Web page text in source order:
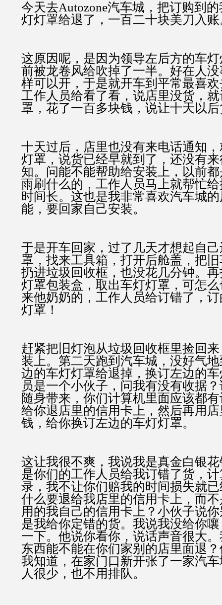
今天去Autozone汽车城，把订购到
灯灯罩给退了，一百二十块美刀入
这原因呢，是因为领导左后方的车
前被龙卷风给吹掉了一半。好在人
样可以开，于是就开车到平常最喜
工作人员给看了看，说店里没货，
罩，花了一百多块钱，说让十天以
十天过后，店里也没有来电话通知
灯罩，说货已经早就到了，还没有
知。问能不能帮助给安装上，以前
雨刷什么的，工作人员马上就帮忙
时间长。这也是我非常喜欢汽车城
能，要回家自己安装。
于是开车回家，过了几天才想起自
罩，找来工具箱，打开后舱盖，把
扔进垃圾回收框，也没花几分钟。
灯罩包装盒，取出车灯灯罩，可怎
来他奶奶的，工作人员给订错了，
灯罩！
赶紧把旧灯泡从垃圾回收框里捡回
装上。第二天跑到汽车城，没好气
边的车灯灯罩给退掉，换订左边的
员是一个小伙子，问我有没有收据
随身带来，你们计算机里面应该都
给你退店里的信用卡上，然后再用
钱，给你换订左边的车灯灯罩。
这让我很不爽，我说我是真金白银
是你们的工作人员给我订错了货，
录，我不让你们赔我的时间损失就
什么要退给我店里的信用卡上，而
用的我自己的信用卡上？小伙子说
是我给你定错的货。我说我没给你
一下。他说你看你，说话声音很大
东西能不能在你们家别的店里面退
我知道，在家门口新开张了一家汽
人很少，也不用排队。